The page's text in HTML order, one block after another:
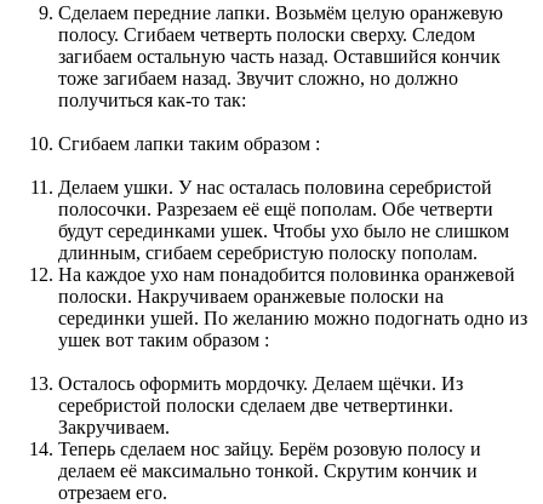
Сделаем передние лапки. Возьмём целую оранжевую
полосу. Сгибаем четверть полоски сверху. Следом
загибаем остальную часть назад. Оставшийся кончик
тоже загибаем назад. Звучит сложно, но должно
получиться как-то так:
Сгибаем лапки таким образом :
Делаем ушки. У нас осталась половина серебристой
полосочки. Разрезаем её ещё пополам. Обе четверти
будут серединками ушек. Чтобы ухо было не слишком
длинным, сгибаем серебристую полоску пополам.
На каждое ухо нам понадобится половинка оранжевой
полоски. Накручиваем оранжевые полоски на
серединки ушей. По желанию можно подогнать одно из
ушек вот таким образом :
Осталось оформить мордочку. Делаем щёчки. Из
серебристой полоски сделаем две четвертинки.
Закручиваем.
Теперь сделаем нос зайцу. Берём розовую полосу и
делаем её максимально тонкой. Скрутим кончик и
отрезаем его.